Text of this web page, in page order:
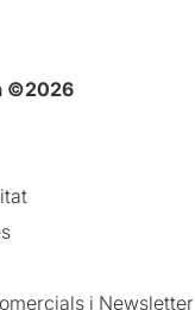
©2026
i Newsletter